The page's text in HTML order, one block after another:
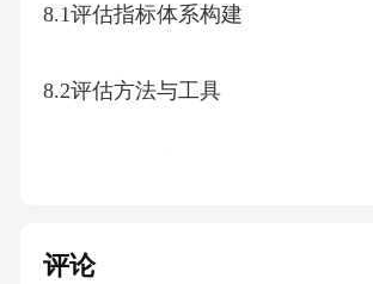
8.1评估指标体系构建
8.2评估方法与工具
角经济圈的重要节点，近年来在数
评论